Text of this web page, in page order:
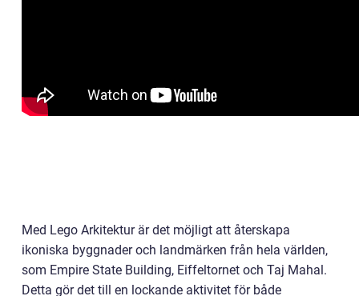
Med Lego Arkitektur är det möjligt att återskapa
ikoniska byggnader och landmärken från hela världen,
som Empire State Building, Eiffeltornet och Taj Mahal.
Detta gör det till en lockande aktivitet för både